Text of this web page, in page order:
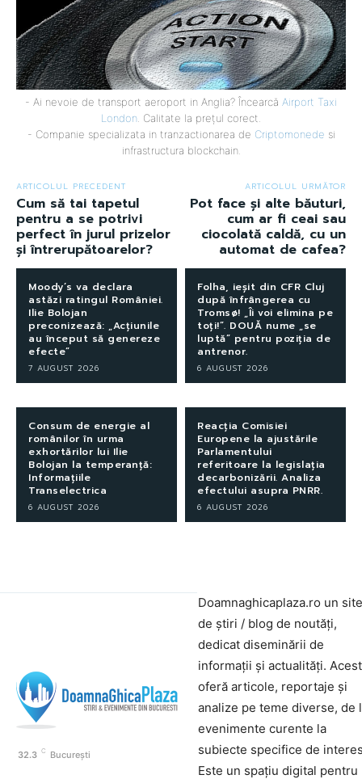
- Ai nevoie de transport aeroport in Anglia? Încearcă Airport Taxi
London . Calitate la prețul corect.
- Companie specializata in tranzactionarea de Criptomonede si
infrastructura blockchain.
ARTICOLUL PRECEDENT
Cum să tai tapetul
pentru a se potrivi
perfect în jurul prizelor
și întrerupătoarelor?
ARTICOLUL URMĂTOR
Pot face și alte băuturi,
cum ar fi ceai sau
ciocolată caldă, cu un
automat de cafea?
Moody’s va declara
astăzi ratingul României.
Ilie Bolojan
preconizează: „Acțiunile
au început să genereze
efecte”
7 AUGUST 2026
Folha, ieșit din CFR Cluj
după înfrângerea cu
Tromsø! „Îi voi elimina pe
toți!”. DOUĂ nume „se
luptă” pentru poziția de
antrenor.
6 AUGUST 2026
Consum de energie al
românilor în urma
exhortărilor lui Ilie
Bolojan la temperanță:
Informațiile
Transelectrica
6 AUGUST 2026
Reacția Comisiei
Europene la ajustările
Parlamentului
referitoare la legislația
decarbonizării. Analiza
efectului asupra PNRR.
6 AUGUST 2026
32.3 C București
Doamnaghicaplaza.ro un site
de știri / blog de noutăți,
dedicat diseminării de
informații și actualități.
oferă articole, reportaje și
analize pe teme diverse, de
evenimente curente la
subiecte specifice de
Este un spațiu digital pentru